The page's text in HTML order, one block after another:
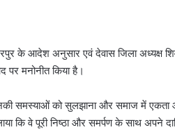
के आदेश अनुसार एवं देवास जिला अध्यक्ष
पर मनोनीत किया है।
उनकी समस्याओं को सुलझाना और समाज में
कि वे पूरी निष्ठा और समर्पण के साथ